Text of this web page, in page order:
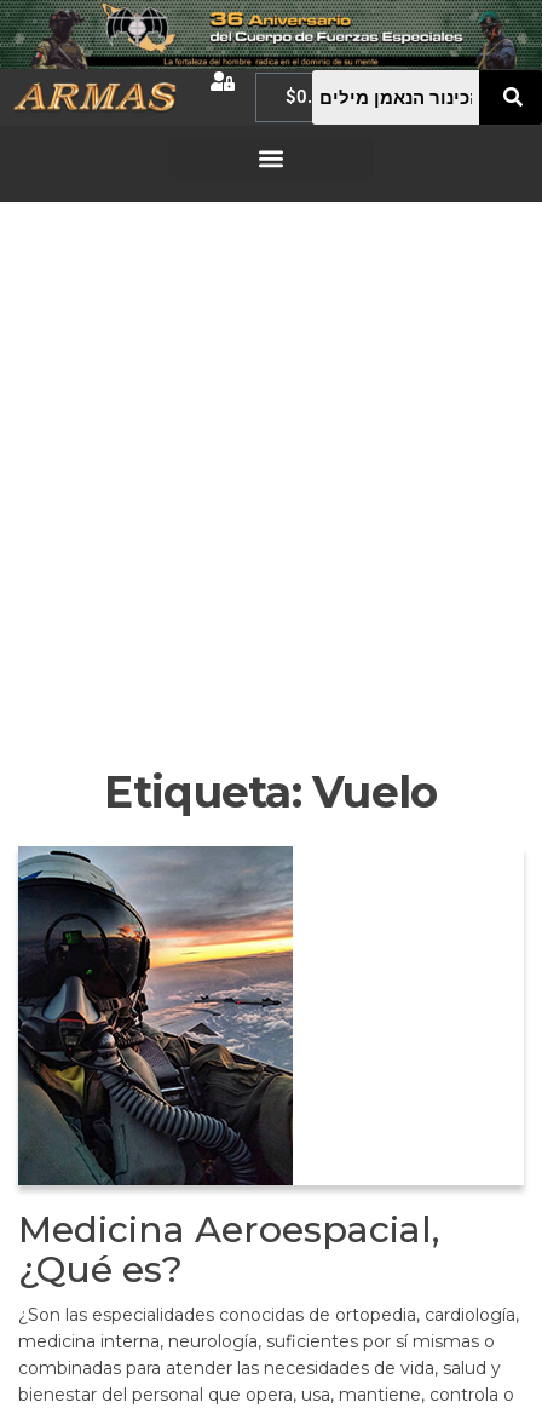
$0.00
Etiqueta:Vuelo
Medicina Aeroespacial,
¿Qué es?
¿Son las especialidades conocidas de ortopedia, cardiología,
medicina interna, neurología, suficientes por sí mismas o
combinadas para atender las necesidades de vida, salud y
bienestar del personal que opera, usa, mantiene, controla o